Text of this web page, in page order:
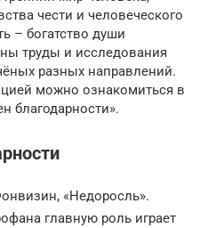
чести и человеческого
– богатство души
труды и исследования
разных направлений.
можно ознакомиться в
благодарности».
«Недоросль».
главную роль играет